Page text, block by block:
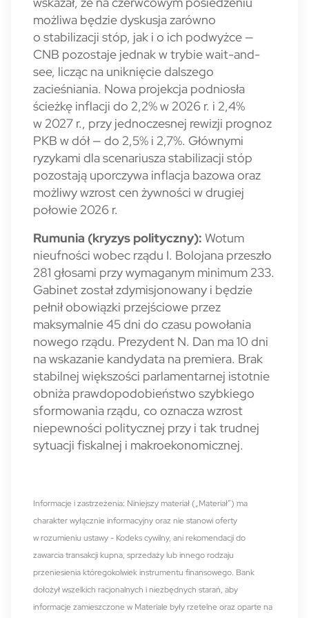
możliwa będzie dyskusja zarówno
o stabilizacji stóp, jak i o ich podwyżce —
CNB pozostaje jednak w trybie wait-and-
see, licząc na uniknięcie dalszego
zacieśniania. Nowa projekcja podniosła
ścieżkę inflacji do 2,2% w 2026 r. i 2,4%
w 2027 r., przy jednoczesnej rewizji prognoz
PKB w dół — do 2,5% i 2,7%. Głównymi
ryzykami dla scenariusza stabilizacji stóp
pozostają uporczywa inflacja bazowa oraz
możliwy wzrost cen żywności w drugiej
połowie 2026 r.
Rumunia (kryzys polityczny): Wotum
nieufności wobec rządu I. Bolojana przeszło
281 głosami przy wymaganym minimum 233.
Gabinet został zdymisjonowany i będzie
pełnił obowiązki przejściowe przez
maksymalnie 45 dni do czasu powołania
nowego rządu. Prezydent N. Dan ma 10 dni
na wskazanie kandydata na premiera. Brak
stabilnej większości parlamentarnej istotnie
obniża prawdopodobieństwo szybkiego
sformowania rządu, co oznacza wzrost
niepewności politycznej przy i tak trudnej
sytuacji fiskalnej i makroekonomicznej.
Informacje i zastrzeżenia: Niniejszy materiał („Materiał”) ma
charakter wyłącznie informacyjny oraz nie stanowi oferty
w rozumieniu ustawy - Kodeks cywilny, ani rekomendacji do
zawarcia transakcji kupna, sprzedaży lub innego rodzaju
przeniesienia któregokolwiek instrumentu finansowego. Bank
dołożył wszelkich racjonalnych i niezbędnych starań, aby
informacje zamieszczone w Materiale były rzetelne oraz oparte na